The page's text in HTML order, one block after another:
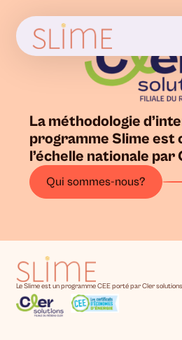
La méthodologie
programme Slime est
l’échelle nationale
Qui sommes-nous?
Le Slime est un programme CEE porté par Cler